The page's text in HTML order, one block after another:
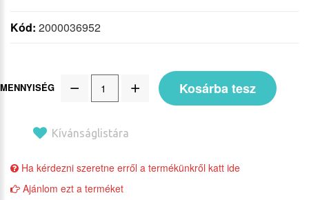
Kód: 2000036952
MENNYISÉG Kosárba tesz
Kívánságlistára
Ha kérdezni szeretne erről a termékünkről katt ide
Ajánlom ezt a terméket